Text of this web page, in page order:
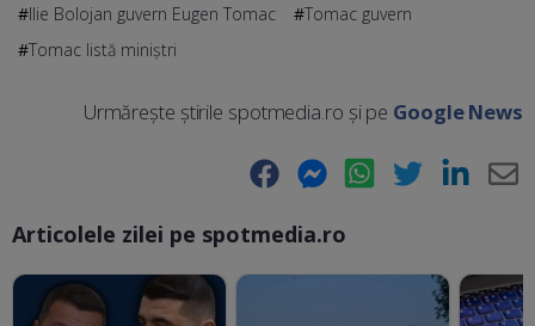
Ilie Bolojan guvern Eugen Tomac
Tomac guvern
Tomac listă miniştri
Urmărește știrile spotmedia.ro și pe Google News
Facebook Messenger WhatsApp Twitter LinkedIn
Articolele zilei pe spotmedia.ro